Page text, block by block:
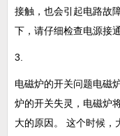
接触，也会引起电路故
下，请仔细检查电源接
3.
电磁炉的开关问题电磁
炉的开关失灵，电磁炉
大的原因。 这个时候，